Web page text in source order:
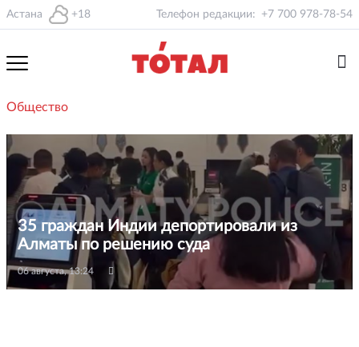
Астана +18 Телефон редакции: +7 700 978-78-54
Общество
35 граждан Индии депортировали из
Алматы по решению суда
06 августа, 13:24